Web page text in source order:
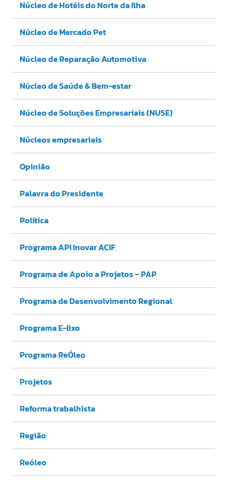
Núcleo de Hotéis do Norte da Ilha
Núcleo de Mercado Pet
Núcleo de Reparação Automotiva
Núcleo de Saúde & Bem-estar
Núcleo de Soluções Empresariais (NUSE)
Núcleos empresariais
Opinião
Palavra do Presidente
Política
Programa API Inovar ACIF
Programa de Apoio a Projetos – PAP
Programa de Desenvolvimento Regional
Programa E-lixo
Programa ReÓleo
Projetos
Reforma trabalhista
Região
Reóleo